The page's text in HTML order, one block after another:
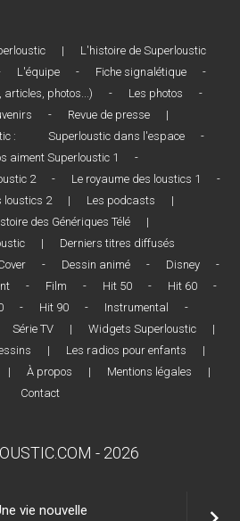
vie nouvelle
|
L'histoire de Superloustic
L'équipe - Fiche signalétique
-
photos...)
- Les photos
-
- Revue de presse
|
:
Superloustic dans l'espace
-
aiment Superloustic 1
-
2
- Le royaume des loustics 1
-
loustics 2
| Les podcasts
|
des Génériques Télé
|
|
Derniers titres diffusés
- Dessin animé - Disney
-
- Film - Hit 50 - Hit 60
-
- Hit 90 - Instrumental
-
Série TV | Widgets Superloustic
|
| Les radios pour enfants
|
| À propos | Mentions légales
|
Contact
- 2026